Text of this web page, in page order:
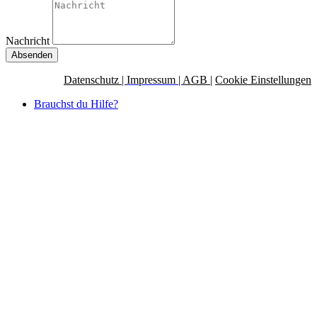
Nachricht
Absenden
Datenschutz | Impressum | AGB | Cookie Einstellungen
Brauchst du Hilfe?